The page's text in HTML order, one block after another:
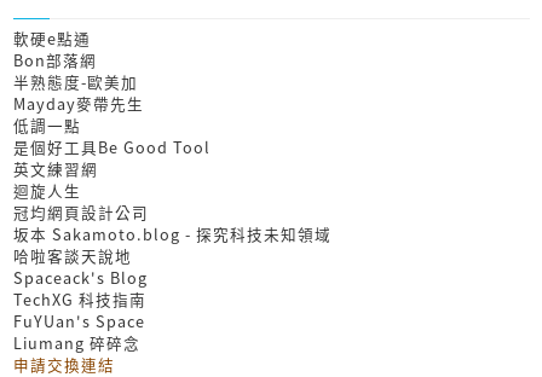
軟硬e點通
Bon部落網
半熟態度-歐美加
Mayday麥帶先生
低調一點
是個好工具Be Good Tool
英文練習網
迴旋人生
冠均網頁設計公司
坂本 Sakamoto.blog - 探究科技未知領域
哈啦客談天說地
Spaceack's Blog
TechXG 科技指南
FuYUan's Space
Liumang 碎碎念
申請交換連結